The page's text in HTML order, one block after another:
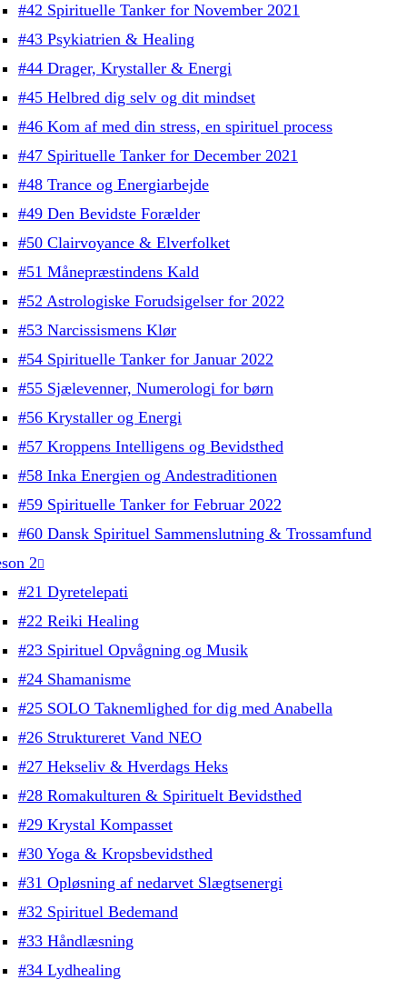
#42 Spirituelle Tanker for November 2021
#43 Psykiatrien & Healing
#44 Drager, Krystaller & Energi
#45 Helbred dig selv og dit mindset
#46 Kom af med din stress, en spirituel process
#47 Spirituelle Tanker for December 2021
#48 Trance og Energiarbejde
#49 Den Bevidste Forælder
#50 Clairvoyance & Elverfolket
#51 Månepræstindens Kald
#52 Astrologiske Forudsigelser for 2022
#53 Narcissismens Klør
#54 Spirituelle Tanker for Januar 2022
#55 Sjælevenner, Numerologi for børn
#56 Krystaller og Energi
#57 Kroppens Intelligens og Bevidsthed
#58 Inka Energien og Andestraditionen
#59 Spirituelle Tanker for Februar 2022
#60 Dansk Spirituel Sammenslutning & Trossamfund
2
#21 Dyretelepati
#22 Reiki Healing
#23 Spirituel Opvågning og Musik
#24 Shamanisme
#25 SOLO Taknemlighed for dig med Anabella
#26 Struktureret Vand NEO
#27 Hekseliv & Hverdags Heks
#28 Romakulturen & Spirituelt Bevidsthed
#29 Krystal Kompasset
#30 Yoga & Kropsbevidsthed
#31 Opløsning af nedarvet Slægtsenergi
#32 Spirituel Bedemand
#33 Håndlæsning
#34 Lydhealing